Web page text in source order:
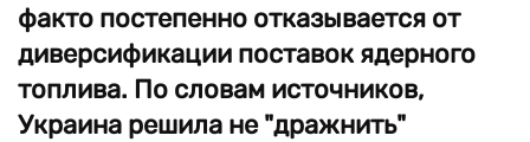
факто постепенно отказывается от
диверсификации поставок ядерного
топлива. По словам источников,
Украина решила не "дражнить"